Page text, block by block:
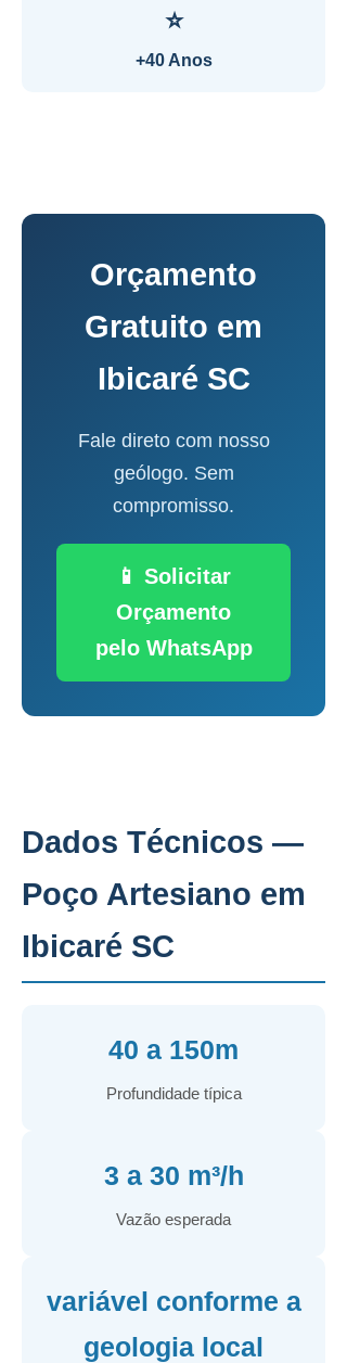
⭐
+40 Anos
Orçamento
Gratuito em
Ibicaré SC
Fale direto com nosso
geólogo. Sem
compromisso.
📱 Solicitar
Orçamento
pelo WhatsApp
Dados Técnicos —
Poço Artesiano em
Ibicaré SC
40 a 150m
Profundidade típica
3 a 30 m³/h
Vazão esperada
variável conforme a
geologia local